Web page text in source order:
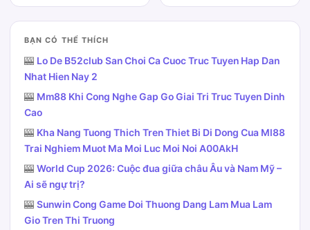
BẠN CÓ THỂ THÍCH
🎰 Lo De B52club San Choi Ca Cuoc Truc Tuyen Hap Dan
Nhat Hien Nay 2
🎰 Mm88 Khi Cong Nghe Gap Go Giai Tri Truc Tuyen Dinh
Cao
🎰 Kha Nang Tuong Thich Tren Thiet Bi Di Dong Cua Ml88
Trai Nghiem Muot Ma Moi Luc Moi Noi A00AkH
🎰 World Cup 2026: Cuộc đua giữa châu Âu và Nam Mỹ –
Ai sẽ ngự trị?
🎰 Sunwin Cong Game Doi Thuong Dang Lam Mua Lam
Gio Tren Thi Truong